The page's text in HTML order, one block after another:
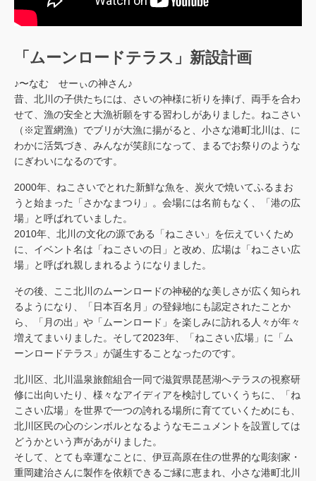
「ムーンロードテラス」新設計画
♪〜なむ せーぃの神さん♪
昔、北川の子供たちには、さいの神様に祈りを捧げ、両手を合わ
せて、漁の安全と大漁祈願をする習わしがありました。ねこさい
（※定置網漁）でブリが大漁に揚がると、小さな港町北川は、に
わかに活気づき、みんなが笑顔になって、まるでお祭りのような
にぎわいになるのです。
2000年、ねこさいでとれた新鮮な魚を、炭火で焼いてふるまお
うと始まった「さかなまつり」。会場には名前もなく、「港の広
場」と呼ばれていました。
2010年、北川の文化の源である「ねこさい」を伝えていくため
に、イベント名は「ねこさいの日」と改め、広場は「ねこさい広
場」と呼ばれ親しまれるようになりました。
その後、ここ北川のムーンロードの神秘的な美しさが広く知られ
るようになり、「日本百名月」の登録地にも認定されたことか
ら、「月の出」や「ムーンロード」を楽しみに訪れる人々が年々
増えてまいりました。そして2023年、「ねこさい広場」に「ム
ーンロードテラス」が誕生することなったのです。
北川区、北川温泉旅館組合一同で滋賀県琵琶湖へテラスの視察研
修に出向いたり、様々なアイディアを検討していくうちに、「ね
こさい広場」を世界で一つの誇れる場所に育てていくためにも、
北川区民の心のシンボルとなるようなモニュメントを設置しては
どうかという声があがりました。
そして、とても幸運なことに、伊豆高原在住の世界的な彫刻家・
重岡建治さんに製作を依頼できるご縁に恵まれ、小さな港町北川